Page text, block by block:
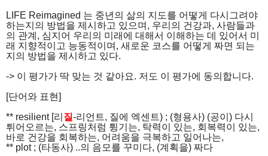
LIFE Reimagined 는 중년의 삶의 지도를 어떻게 다시그려야
하는지의 방법을 제시하고 있으며, 우리의 건강과, 사람들과
의 관계, 심지어 우리의 미래에 대해서 이해하는 데 있어서 미
래 지향적이고 능동적이며, 새로운 코스를 어떻게 짜면 되는
지의 방법을 제시하고 있다.
-> 이 평가가 딱 맞는 것 같아요. 저도 이 평가에 동의합니다.
[단어와 표현]
** resilient [리 질-리언트, 질에 엑센트) ; (형용사) (공이) 다시
튀어오르는, 스프링처럼 튕기는, 탁력이 있는, 회복력이 있는,
바로 건강을 회복하는, 어려움을 극복하고 일어나는,
** plot ; (타동사) ..의 음모를 꾸미다, (계획을) 짜다